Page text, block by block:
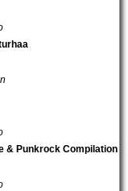
& Punkrock Compilation